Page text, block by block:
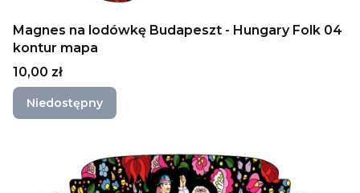
Magnes na lodówkę Budapeszt - Hungary Folk 04
kontur mapa
Cena
10,00 zł
Niedostępny